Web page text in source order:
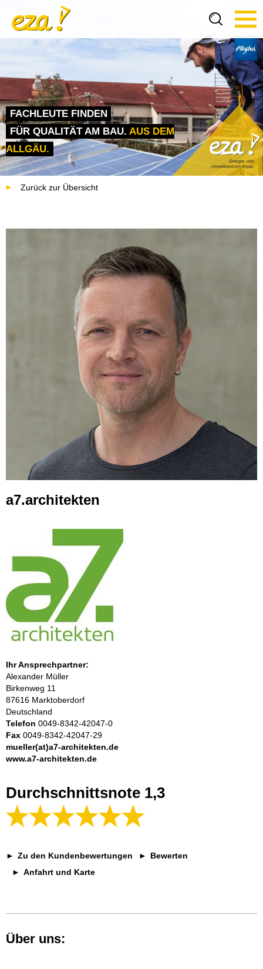
FACHLEUTE FINDEN
FÜR QUALITÄT AM BAU. AUS DEM
ALLGÄU.
Zurück zur Übersicht
a7.architekten
Ihr Ansprechpartner:
Alexander Müller
Birkenweg 11
87616 Marktoberdorf
Deutschland
Telefon 0049-8342-42047-0
Fax 0049-8342-42047-29
mueller(at)a7-architekten.de
www.a7-architekten.de
Durchschnittsnote 1,3
Zu den Kundenbewertungen
Bewerten
Anfahrt und Karte
Über uns: